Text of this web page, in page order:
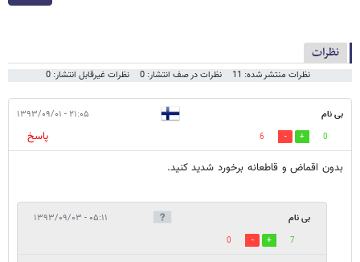
نظرات
نظرات منتشر شده: 11 نظرات در صف انتشار: 0 نظرات غیرقابل انتشار: 0
بی نام ۲۱:۰۵ - ۱۳۹۳/۰۹/۰۱
0
6
پاسخ
بدون اقماض و قاطعانه برخورد شدید کنید.
بی نام ۰۵:۱۱ - ۱۳۹۳/۰۹/۰۳
7
0